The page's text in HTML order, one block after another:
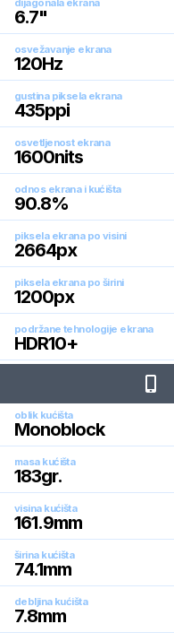
dijagonala ekrana
6.7"
osvežavanje ekrana
120Hz
gustina piksela ekrana
435ppi
osvetljenost ekrana
1600nits
odnos ekrana i kućišta
90.8%
piksela ekrana po visini
2664px
piksela ekrana po širini
1200px
podržane tehnologije ekrana
HDR10+
oblik kućišta
Monoblock
masa kućišta
183gr.
visina kućišta
161.9mm
širina kućišta
74.1mm
debljina kućišta
7.8mm